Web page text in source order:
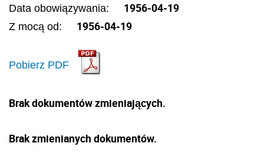
Data obowiązywania: 1956-04-19
Z mocą od: 1956-04-19
Pobierz PDF
Brak dokumentów zmieniających.
Brak zmienianych dokumentów.